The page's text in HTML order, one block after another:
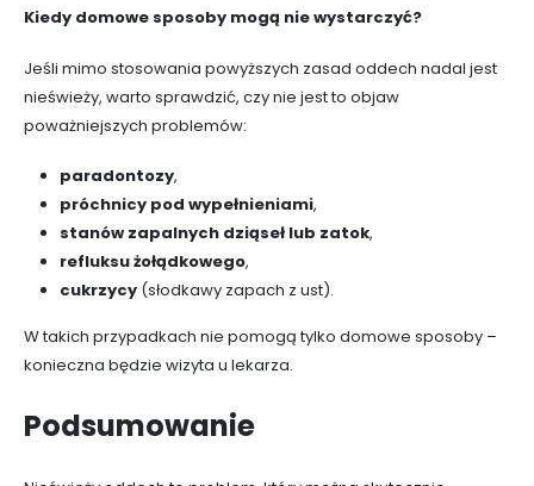
Kiedy domowe sposoby mogą nie wystarczyć?
Jeśli mimo stosowania powyższych zasad oddech nadal jest
nieświeży, warto sprawdzić, czy nie jest to objaw
poważniejszych problemów:
paradontozy,
próchnicy pod wypełnieniami,
stanów zapalnych dziąseł lub zatok,
refluksu żołądkowego,
cukrzycy(słodkawy zapach z ust).
W takich przypadkach nie pomogą tylko domowe sposoby –
konieczna będzie wizyta u lekarza.
Podsumowanie